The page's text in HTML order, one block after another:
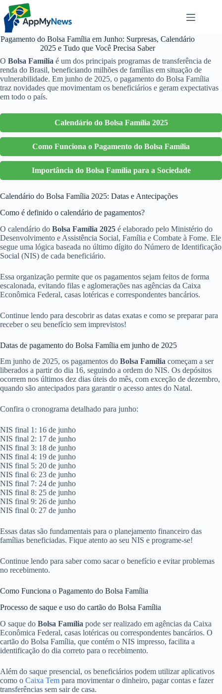
Pular
para
conteúdo
Pagamento do Bolsa Família em Junho: Surpresas, Calendário
2025 e Tudo que Você Precisa Saber
O Bolsa Família é um dos principais programas de transferência de
renda do Brasil, beneficiando milhões de famílias em situação de
vulnerabilidade. Em junho de 2025, o pagamento do Bolsa Família
traz novidades que movimentam os beneficiários e geram expectativas
em todo o país.
Calendário do Bolsa Família 2025
Como Funciona o Pagamento do Bolsa Família
Importância do Bolsa Família para a Sociedade
Calendário do Bolsa Família 2025: Datas e Antecipações
Como é definido o calendário de pagamentos?
O calendário do Bolsa Família 2025 é elaborado pelo Ministério do
Desenvolvimento e Assistência Social, Família e Combate à Fome. Ele
segue uma lógica baseada no último dígito do Número de Identificação
Social (NIS) de cada beneficiário.
Essa organização permite que os pagamentos sejam feitos de forma
escalonada, evitando filas e aglomerações nas agências da Caixa
Econômica Federal, casas lotéricas e correspondentes bancários.
Continue lendo para descobrir as datas exatas e como se preparar para
receber o seu benefício sem imprevistos!
Datas de pagamento do Bolsa Família em junho de 2025
Em junho de 2025, os pagamentos do Bolsa Família começam a ser
liberados a partir do dia 16, seguindo a ordem do NIS. Os depósitos
ocorrem nos últimos dez dias úteis do mês, com exceção de dezembro,
quando são antecipados para garantir o acesso antes do Natal.
Confira o cronograma detalhado para junho:
NIS final 1: 16 de junho
NIS final 2: 17 de junho
NIS final 3: 18 de junho
NIS final 4: 19 de junho
NIS final 5: 20 de junho
NIS final 6: 23 de junho
NIS final 7: 24 de junho
NIS final 8: 25 de junho
NIS final 9: 26 de junho
NIS final 0: 27 de junho
Essas datas são fundamentais para o planejamento financeiro das
famílias beneficiadas. Fique atento ao seu NIS e programe-se!
Continue lendo para saber como sacar o benefício e evitar problemas
no recebimento.
Como Funciona o Pagamento do Bolsa Família
Processo de saque e uso do cartão do Bolsa Família
O saque do Bolsa Família pode ser realizado em agências da Caixa
Econômica Federal, casas lotéricas ou correspondentes bancários. O
cartão do Bolsa Família, que contém o NIS impresso, facilita a
identificação do dia correto para o recebimento.
Além do saque presencial, os beneficiários podem utilizar aplicativos
como o Caixa Tem para movimentar o dinheiro, pagar contas e fazer
transferências sem sair de casa.